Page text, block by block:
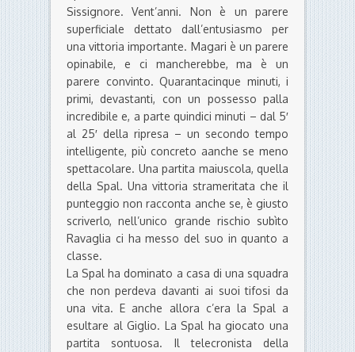
Sissignore. Vent’anni. Non è un parere
superficiale dettato dall’entusiasmo per
una vittoria importante. Magari è un parere
opinabile, e ci mancherebbe, ma è un
parere convinto. Quarantacinque minuti, i
primi, devastanti, con un possesso palla
incredibile e, a parte quindici minuti – dal 5′
al 25′ della ripresa – un secondo tempo
intelligente, più concreto aanche se meno
spettacolare. Una partita maiuscola, quella
della Spal. Una vittoria strameritata che il
punteggio non racconta anche se, è giusto
scriverlo, nell’unico grande rischio subìto
Ravaglia ci ha messo del suo in quanto a
classe.
La Spal ha dominato a casa di una squadra
che non perdeva davanti ai suoi tifosi da
una vita. E anche allora c’era la Spal a
esultare al Giglio. La Spal ha giocato una
partita sontuosa. Il telecronista della